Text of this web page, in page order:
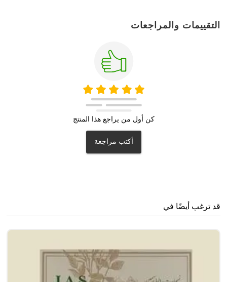
التقييمات والمراجعات
كن أول من يراجع هذا المنتج
أكتب مراجعة
قد ترغب أيضًا في